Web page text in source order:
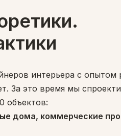
интерьера с опытом
За это время мы
объектов:
дома, коммерческие